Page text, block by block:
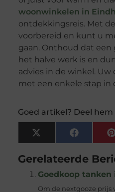
woonwinkelen in
ontdekkingsreis. Met
voorbereid en kunt u
gaan. Onthoud dat
het halve werk is en
advies in de winkel.
met een enkele stap in
Goed artikel? Deel hem
X
(Twitter)
Gerelateerde
Goedkoop
Om de nextgooze prijs